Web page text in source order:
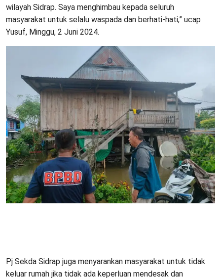
wilayah Sidrap. Saya menghimbau kepada seluruh
masyarakat untuk selalu waspada dan berhati-hati,” ucap
Yusuf, Minggu, 2 Juni 2024.
Pj Sekda Sidrap juga menyarankan masyarakat untuk tidak
keluar rumah jika tidak ada keperluan mendesak dan